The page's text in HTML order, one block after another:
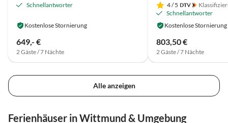
Schnellantworter
Kostenlose Stornierung
649,- €
2 Gäste / 7 Nächte
4/ 5
Schnellantworter
Kostenlose Stornierung
803,50 €
2 Gäste / 7 Nächte
Alle anzeigen
Ferienhäuser in Wittmund & Umgebung